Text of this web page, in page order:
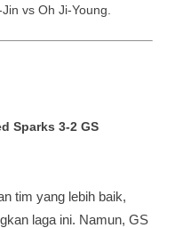
vs Oh Ji-Young.
Sparks 3-2 GS
tim yang lebih baik,
laga ini. Namun, GS